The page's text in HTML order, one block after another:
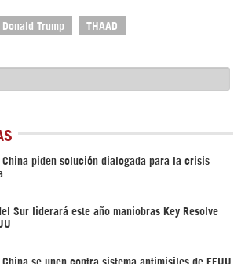
Donald Trump THAAD
China piden solución dialogada para la crisis
Sur liderará este año maniobras Key Resolve
China se unen contra sistema antimisiles de EEUU